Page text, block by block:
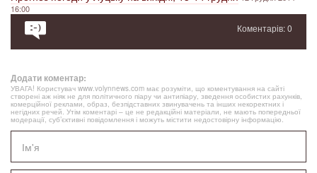
16:00
Коментарів: 0
Додати коментар:
УВАГА! Користувач www.volynnews.com має розуміти, що коментування на сайті
створені аж ніяк не для політичного піару чи антипіару, зведення особистих рахунків,
комерційної реклами, образ, безпідставних звинувачень та інших некоректних і
негідних речей. Утім коментарі – це не редакційні матеріали, не мають попередньої
модерації, суб’єктивні повідомлення і можуть містити недостовірну інформацію.